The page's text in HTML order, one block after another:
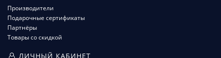
Производители
Подарочные сертификаты
Партнёры
Товары со скидкой
ЛИЧНЫЙ КАБИНЕТ